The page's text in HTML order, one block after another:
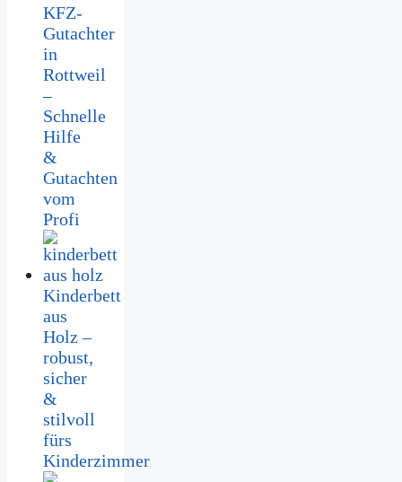
KFZ-
Gutachter
in
Rottweil
–
Schnelle
Hilfe
&
Gutachten
vom
Profi
Kinderbett
aus
Holz –
robust,
sicher
&
stilvoll
fürs
Kinderzimmer